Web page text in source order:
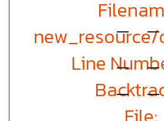
Line